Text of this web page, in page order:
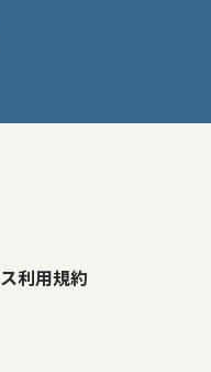
利用規約